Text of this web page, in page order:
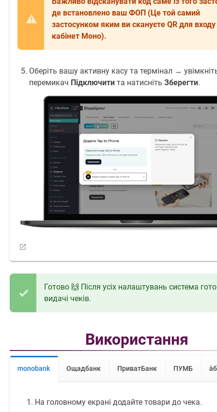
де встановлено ваш ФОП (Це той самий
застосунком яким ви скануєте QR для входу
кабінет Моно).
Оберіть вашу активну касу та термінал →
перемикач Підключити та натисніть Зберегти.
Готово 🙌 Після усіх налаштувань система
видачі чеків.
Використання
monobank Ощадбанк ПриватБанк ПУМБ
На головному екрані додайте товари до чека.